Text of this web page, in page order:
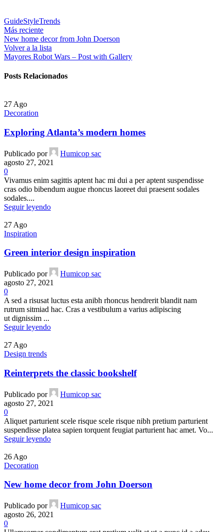
GuideStyleTrends
Más reciente
New home decor from John Doerson
Volver a la lista
Mayores Robot Wars – Post with Gallery
Posts Relacionados
27 Ago
Decoration
Exploring Atlanta’s modern homes
Publicado por
Humicop sac
agosto 27, 2021
0
Vivamus enim sagittis aptent hac mi dui a per aptent suspendisse
cras odio bibendum augue rhoncus laoreet dui praesent sodales
sodales....
Seguir leyendo
27 Ago
Inspiration
Green interior design inspiration
Publicado por
Humicop sac
agosto 27, 2021
0
A sed a risusat luctus esta anibh rhoncus hendrerit blandit nam
rutrum sitmiad hac. Cras a vestibulum a varius adipiscing
ut dignissim ...
Seguir leyendo
27 Ago
Design trends
Reinterprets the classic bookshelf
Publicado por
Humicop sac
agosto 27, 2021
0
Aliquet parturient scele risque scele risque nibh pretium parturient
suspendisse platea sapien torquent feugiat parturient hac amet. Vo...
Seguir leyendo
26 Ago
Decoration
New home decor from John Doerson
Publicado por
Humicop sac
agosto 26, 2021
0